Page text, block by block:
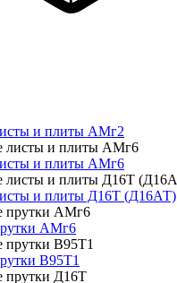
и плиты АМг2
и плиты АМг6
и плиты Д16Т (Д16АТ)
АМг6
В95Т1